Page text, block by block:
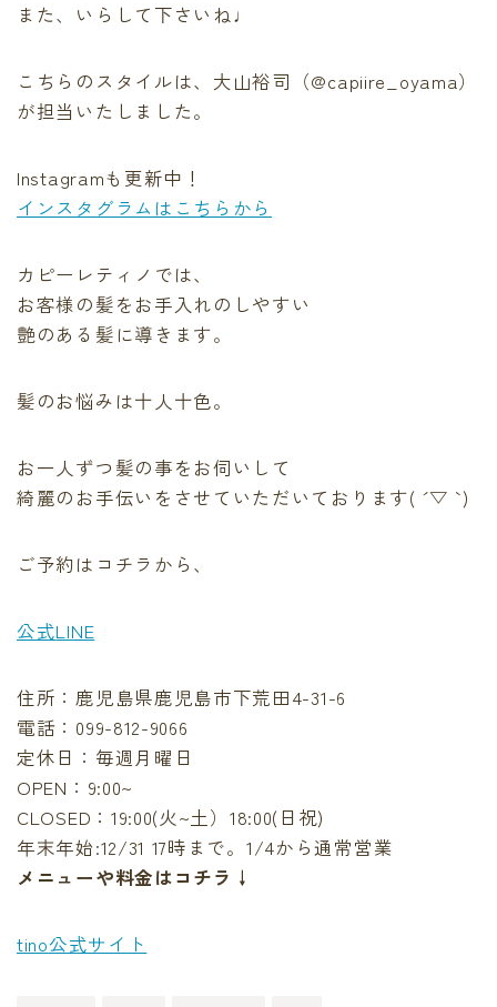
また、いらして下さいね♩
こちらのスタイルは、大山裕司（@capiire_oyama）
が担当いたしました。
Instagramも更新中！
インスタグラムはこちらから
カピーレティノでは、
お客様の髪をお手入れのしやすい
艶のある髪に導きます。
髪のお悩みは十人十色。
お一人ずつ髪の事をお伺いして
綺麗のお手伝いをさせていただいております( ´ ▽ ` )
ご予約はコチラから、
公式LINE
住所：鹿児島県鹿児島市下荒田4-31-6
電話：‪099-812-9066‬
定休日：毎週月曜日
OPEN：9:00~
CLOSED：19:00(火~土）18:00(日祝)
年末年始:12/31 17時まで。1/4から通常営業
メニューや料金はコチラ↓
tino公式サイト